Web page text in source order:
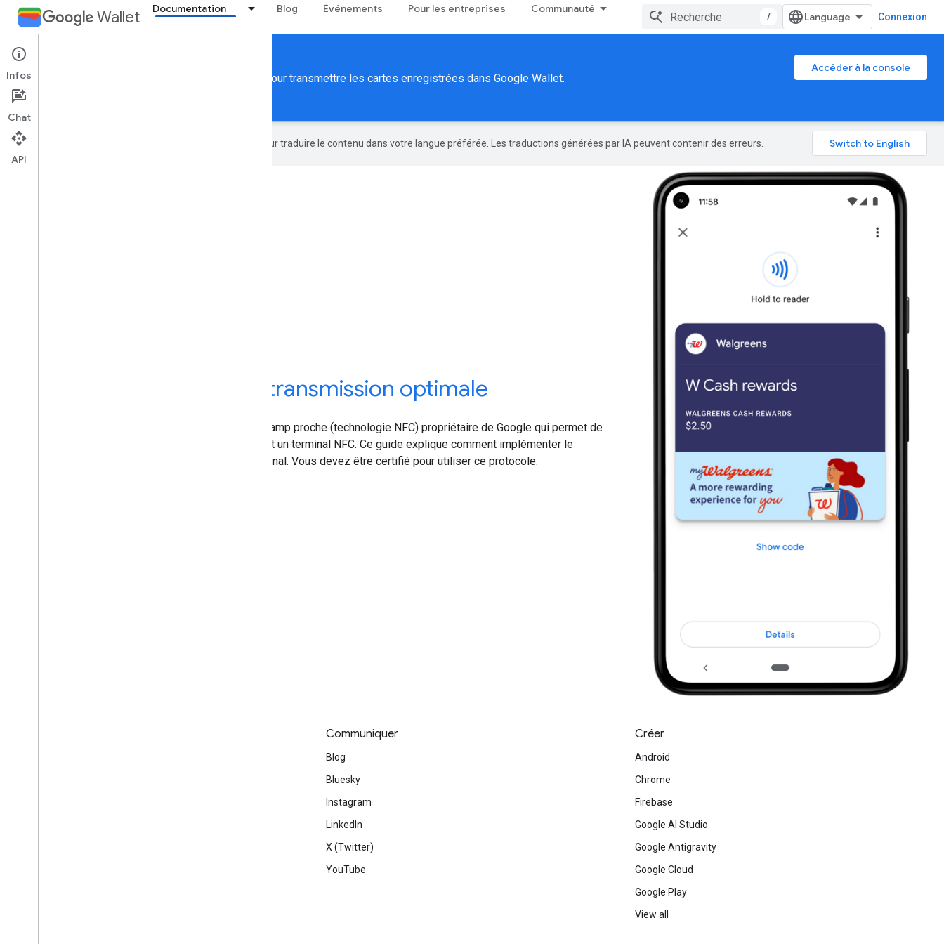
Wallet Documentation Blog Événements Pour les entreprises Communauté
/ Connexion
Smart Tap
Autorisez vos clients à utiliser la technologie NFC pour transmettre les cartes enregistrées dans Google Wallet.
Accéder à la console
Accueil
Google utilise la technologie IA pour traduire le contenu dans votre langue préférée. Les traductions générées par IA peuvent contenir des erreurs.
Offrir une expérience de transmission optimale
Smart Tap est un protocole de communication en champ proche (technologie NFC) propriétaire de Google qui permet de
transmettre des données entre un appareil mobile et un terminal NFC. Ce guide explique comment implémenter le
protocole et certifier l'implémentation de votre terminal. Vous devez être certifié pour utiliser ce protocole.
Communiquer
Blog
Bluesky
Instagram
LinkedIn
X (Twitter)
YouTube
Créer
Android
Chrome
Firebase
Google AI Studio
Google Antigravity
Google Cloud
Google Play
View all
Infos
Chat
API